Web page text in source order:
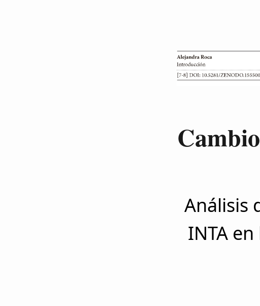
Análisis
INTA